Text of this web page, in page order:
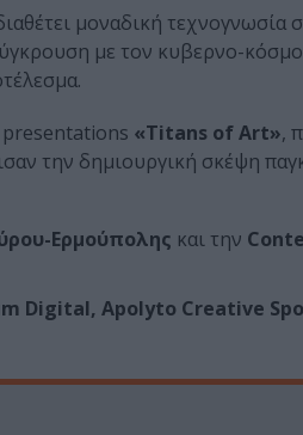
μοναδική
με τον κυβερνο-
presentations «Titans of Art»,
την δημιουργική σκέψη
Ερμούπολης και την
Digital, Apolyto Creative